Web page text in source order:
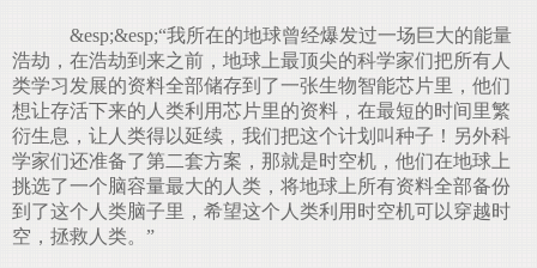
&esp;&esp;“我所在的地球曾经爆发过一场巨大的能量
浩劫，在浩劫到来之前，地球上最顶尖的科学家们把所有人
类学习发展的资料全部储存到了一张生物智能芯片里，他们
想让存活下来的人类利用芯片里的资料，在最短的时间里繁
衍生息，让人类得以延续，我们把这个计划叫种子！另外科
学家们还准备了第二套方案，那就是时空机，他们在地球上
挑选了一个脑容量最大的人类，将地球上所有资料全部备份
到了这个人类脑子里，希望这个人类利用时空机可以穿越时
空，拯救人类。”